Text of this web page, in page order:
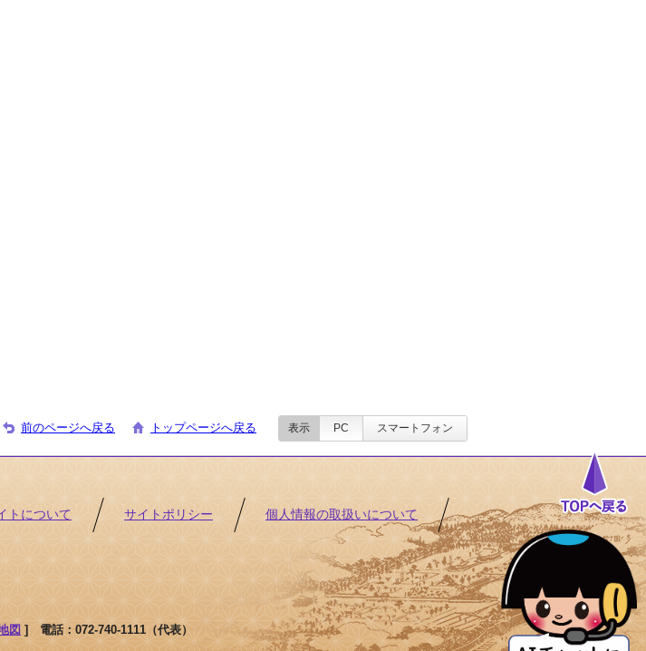
前のページへ戻る トップページへ戻る 表示 PC スマートフォン
トについて サイトポリシー 個人情報の取扱いについて
図 ]電話：072-740-1111（代表）